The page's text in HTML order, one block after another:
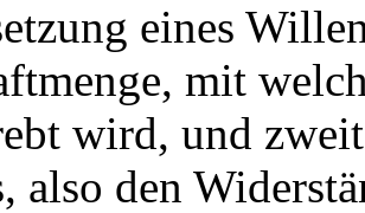
eines
mit
wird, und
also den